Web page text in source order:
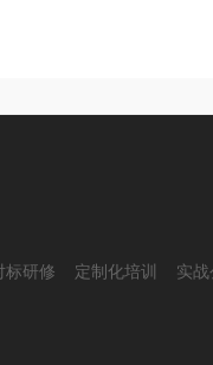
标研修 定制化培训 实